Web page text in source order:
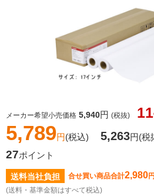
メーカー希望小売価格 5,940円 (税抜) 11
5,789円(税込) 5,263円(税
27ポイント
送料当社負担 合せ買い商品合計2,980
(送料・基準金額はすべて税込)